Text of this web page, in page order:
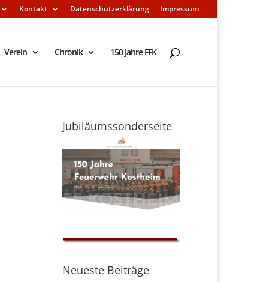
Kontakt Datenschutzerklärung Impressum
Verein Chronik 150 Jahre FFK
Jubiläumssonderseite
Neueste Beiträge